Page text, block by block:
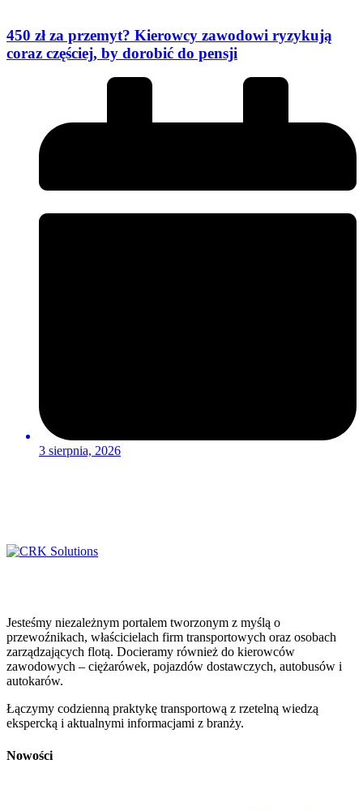
450 zł za przemyt? Kierowcy zawodowi ryzykują
coraz częściej, by dorobić do pensji
3 sierpnia, 2026
Jesteśmy niezależnym portalem tworzonym z myślą o
przewoźnikach, właścicielach firm transportowych oraz osobach
zarządzających flotą. Docieramy również do kierowców
zawodowych – ciężarówek, pojazdów dostawczych, autobusów i
autokarów.
Łączymy codzienną praktykę transportową z rzetelną wiedzą
ekspercką i aktualnymi informacjami z branży.
Nowości